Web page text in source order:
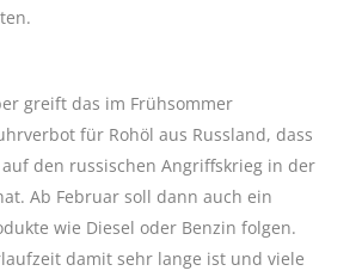
greift das im Frühsommer
für Rohöl aus Russland, dass
den russischen Angriffskrieg in der
Ab Februar soll dann auch ein
wie Diesel oder Benzin folgen.
damit sehr lange ist und viele